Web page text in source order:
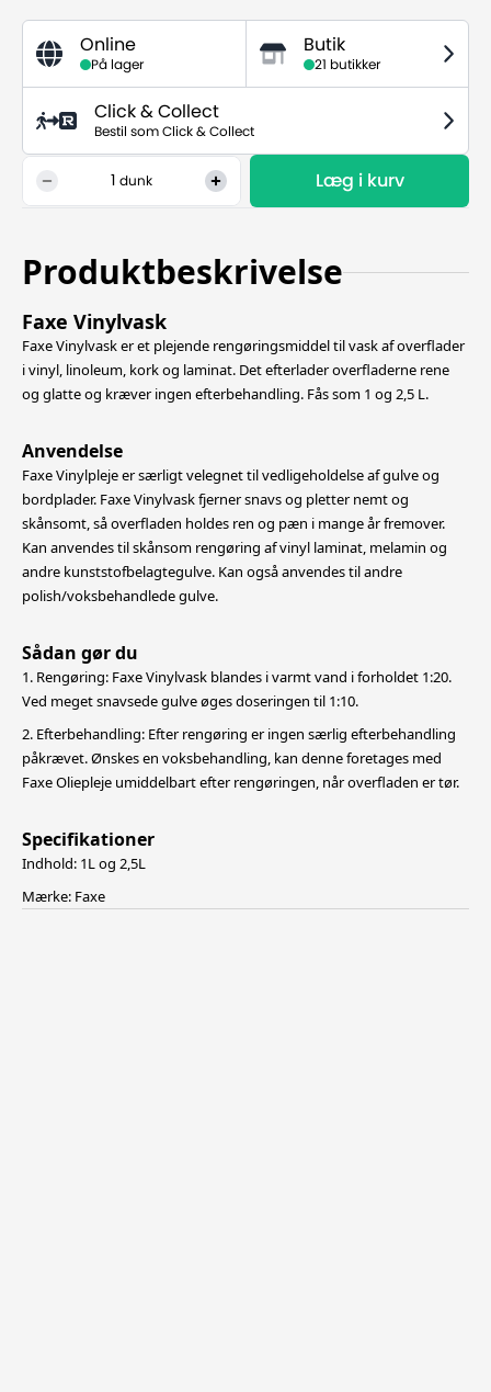
Online
På lager
Butik
21 butikker
Click & Collect
Bestil som Click & Collect
dunk Læg i kurv
Produktbeskrivelse
Faxe Vinylvask
Faxe Vinylvask er et plejende rengøringsmiddel til vask af overflader
i vinyl, linoleum, kork og laminat. Det efterlader overfladerne rene
og glatte og kræver ingen efterbehandling. Fås som 1 og 2,5 L.
Anvendelse
Faxe Vinylpleje er særligt velegnet til vedligeholdelse af gulve og
bordplader. Faxe Vinylvask fjerner snavs og pletter nemt og
skånsomt, så overfladen holdes ren og pæn i mange år fremover.
Kan anvendes til skånsom rengøring af vinyl laminat, melamin og
andre kunststofbelagtegulve. Kan også anvendes til andre
polish/voksbehandlede gulve.
Sådan gør du
1. Rengøring: Faxe Vinylvask blandes i varmt vand i forholdet 1:20.
Ved meget snavsede gulve øges doseringen til 1:10.
2. Efterbehandling: Efter rengøring er ingen særlig efterbehandling
påkrævet. Ønskes en voksbehandling, kan denne foretages med
Faxe Oliepleje umiddelbart efter rengøringen, når overfladen er tør.
Specifikationer
Indhold: 1L og 2,5L
Mærke: Faxe